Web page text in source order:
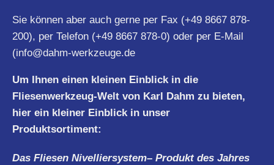
Sie können aber auch gerne per Fax (+49 8667 878-
200), per Telefon (+49 8667 878-0) oder per E-Mail
(info@dahm-werkzeuge.de
Um Ihnen einen kleinen Einblick in die
Fliesenwerkzeug-Welt von Karl Dahm zu bieten,
hier ein kleiner Einblick in unser
Produktsortiment:
Das Fliesen Nivelliersystem– Produkt des Jahres